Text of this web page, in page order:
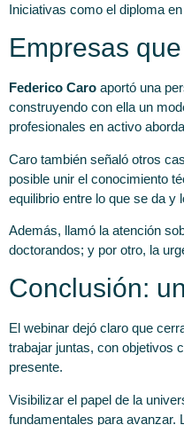
Iniciativas como el diploma
Empresas
Federico Caro aportó una
construyendo con ella un
profesionales en activo
Caro también señaló otros
posible unir el conocimiento
equilibrio entre lo que se da y
Además, llamó la atención
doctorandos; y por otro, la
Conclusión:
El webinar dejó claro que
trabajar juntas, con objetivos
presente.
Visibilizar el papel de la
fundamentales para avanzar.